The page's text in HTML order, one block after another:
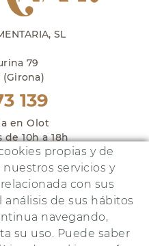
SL
79
(Girona)
139
en Olot
10h a 18h
10h a 14h
financiado por:
propias y de
servicios y
con sus
de sus hábitos
navegando,
su uso. Puede saber